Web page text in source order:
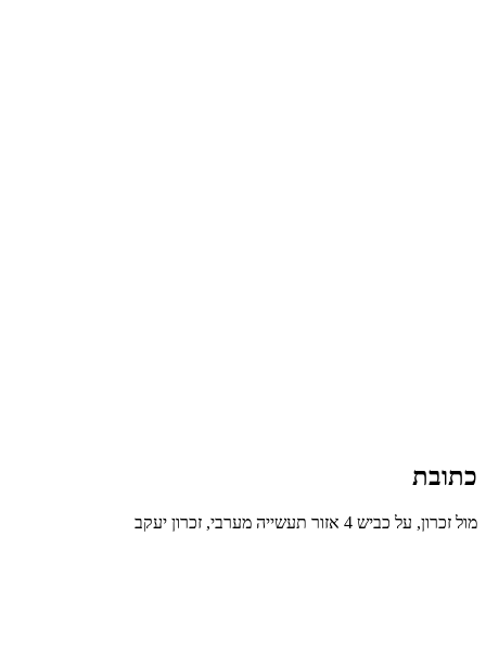
כתובת
מול זכרון, על כביש 4 אזור תעשייה מערבי, זכרון יעקב